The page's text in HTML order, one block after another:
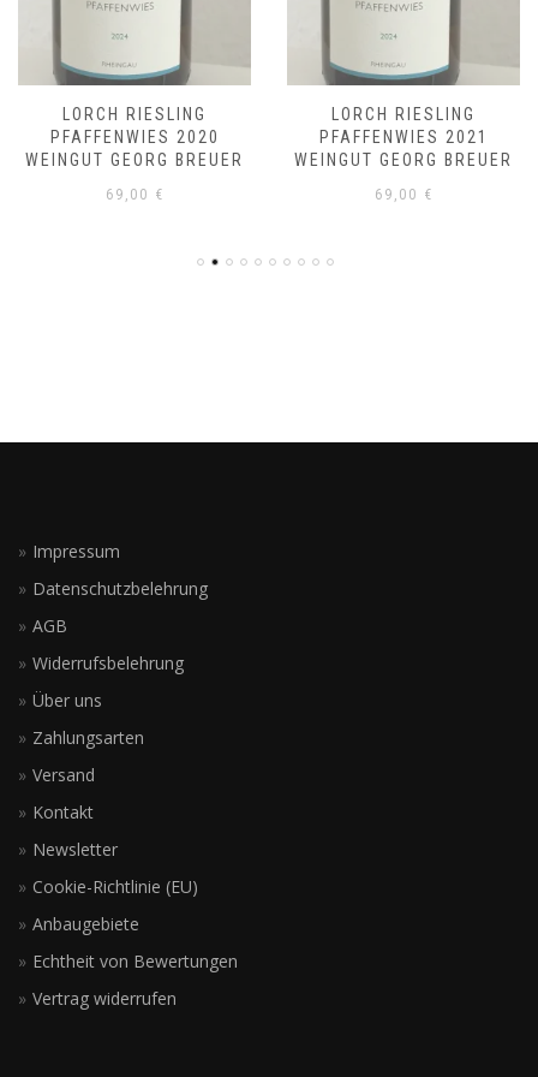
LORCH RIESLING
PFAFFENWIES 2020
WEINGUT GEORG BREUER
69,00 €
LORCH RIESLING
PFAFFENWIES 2021
WEINGUT GEORG BREUER
69,00 €
Impressum
Datenschutzbelehrung
AGB
Widerrufsbelehrung
Über uns
Zahlungsarten
Versand
Kontakt
Newsletter
Cookie-Richtlinie (EU)
Anbaugebiete
Echtheit von Bewertungen
Vertrag widerrufen